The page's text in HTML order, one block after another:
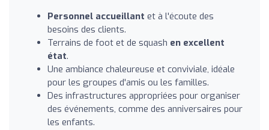
Personnel accueillant et à l'écoute des
besoins des clients.
Terrains de foot et de squash en excellent
état.
Une ambiance chaleureuse et conviviale, idéale
pour les groupes d'amis ou les familles.
Des infrastructures appropriées pour organiser
des événements, comme des anniversaires pour
les enfants.